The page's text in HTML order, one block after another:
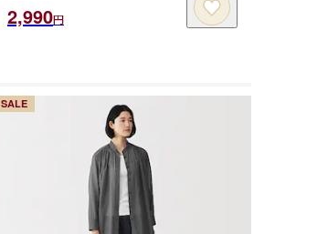
2,990円
SALE